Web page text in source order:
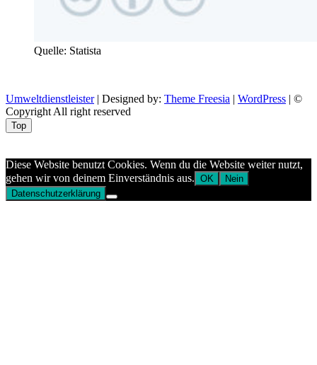
Quelle: Statista
Umweltdienstleister| Designed by: Theme Freesia | WordPress | ©
Copyright All right reserved
Top
Diese Website benutzt Cookies. Wenn du die Website weiter nutzt,
gehen wir von deinem Einverständnis aus. OK
Nein
Datenschutzerklärung